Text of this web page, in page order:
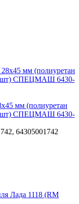
мм (полиуретан
шт) СПЕЦМАШ 6430-
64305001742